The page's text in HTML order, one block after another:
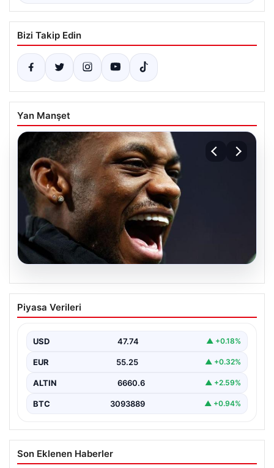
Bizi Takip Edin
Yan Manşet
İşte Jhon Duran’ın Benfica formasıyla
ilk golü
Piyasa Verileri
USD 47.74 ▲ +0.18%
EUR 55.25 ▲ +0.32%
ALTIN 6660.6 ▲ +2.59%
BTC 3093889 ▲ +0.94%
Son Eklenen Haberler